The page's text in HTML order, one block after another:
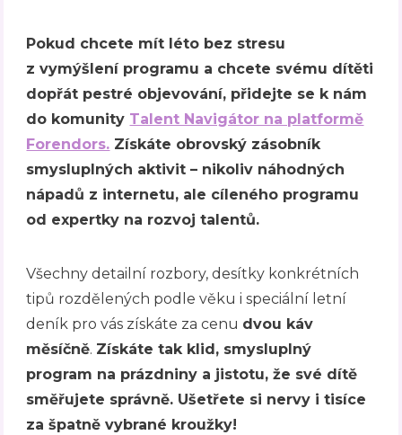
Pokud chcete mít léto bez stresu
z vymýšlení programu a chcete svému dítěti
dopřát pestré objevování, přidejte se k nám
do komunity Talent Navigátor na platformě
Forendors. Získáte obrovský zásobník
smysluplných aktivit – nikoliv náhodných
nápadů z internetu, ale cíleného programu
od expertky na rozvoj talentů.
Všechny detailní rozbory, desítky konkrétních
tipů rozdělených podle věku i speciální letní
deník pro vás získáte za cenu dvou káv
měsíčně. Získáte tak klid, smysluplný
program na prázdniny a jistotu, že své dítě
směřujete správně. Ušetřete si nervy i tisíce
za špatně vybrané kroužky!